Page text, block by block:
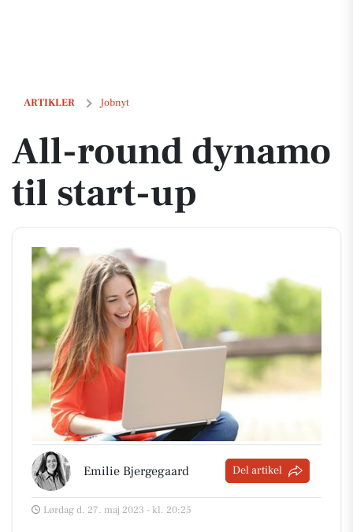
ARTIKLER Jobnyt
All-round dynamo til start-up
All-round dynamo
til start-up
Emilie Bjergegaard Del artikel
Lørdag d. 27. maj 2023 - kl. 20:25